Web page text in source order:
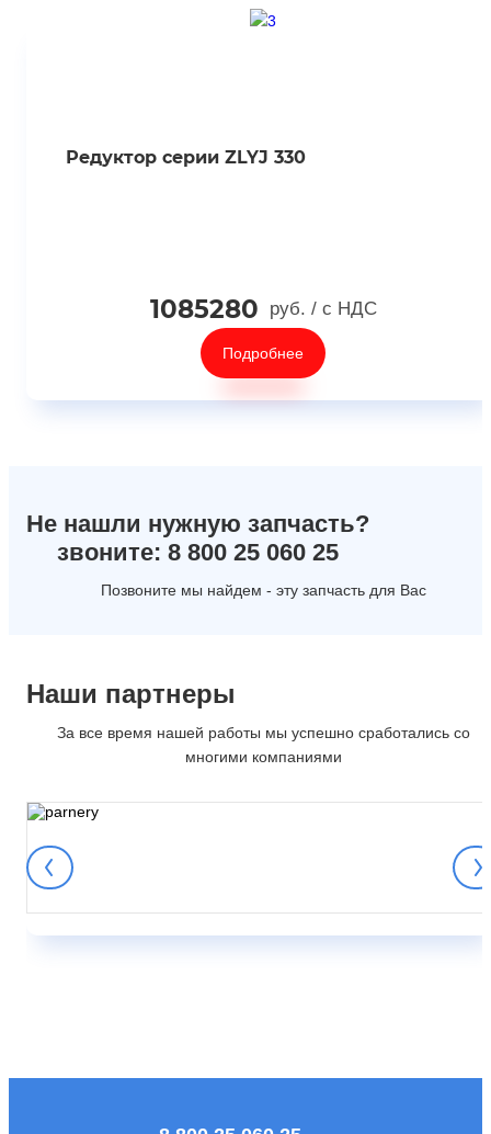
Редуктор серии ZLYJ 330
1085280 руб. / с НДС
Подробнее
Не нашли нужную запчасть?
звоните: 8 800 25 060 25
Позвоните мы найдем - эту запчасть для Вас
Наши партнеры
За все время нашей работы мы успешно сработались со
многими компаниями